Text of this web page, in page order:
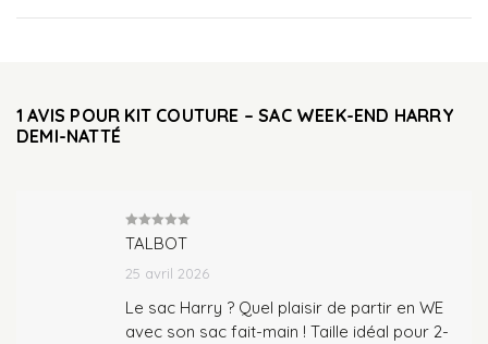
1 AVIS POUR KIT COUTURE – SAC WEEK-END HARRY
DEMI-NATTÉ
Note 5sur
5
TALBOT
25 avril 2026
Le sac Harry ? Quel plaisir de partir en WE
avec son sac fait-main ! Taille idéal pour 2-